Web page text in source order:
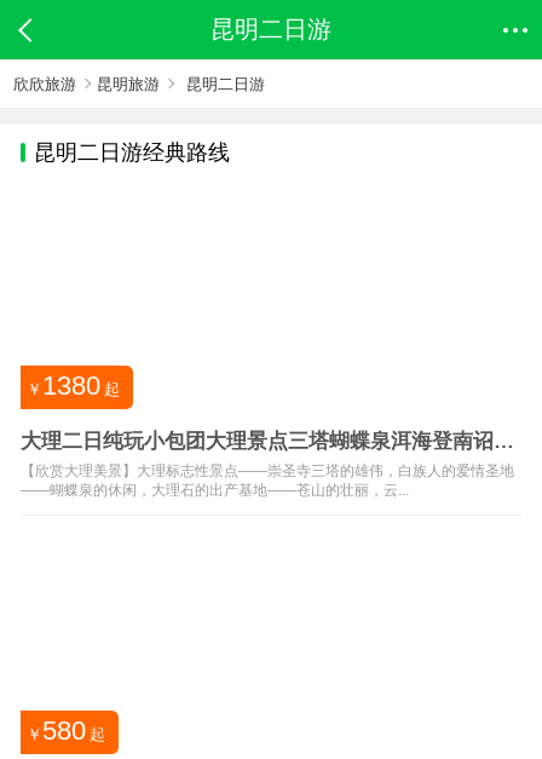
昆明二日游
欣欣旅游 昆明旅游 昆明二日游
昆明二日游经典路线
￥ 1380 起
大理二日纯玩小包团大理景点三塔蝴蝶泉洱海登南诏风
情岛无购物
【欣赏大理美景】大理标志性景点——崇圣寺三塔的雄伟，白族人的爱情圣地
——蝴蝶泉的休闲，大理石的出产基地——苍山的壮丽，云...
￥ 580 起